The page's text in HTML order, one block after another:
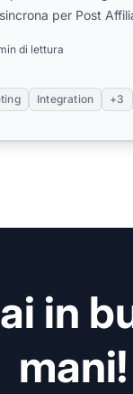
per Post
di lettura
Integration +3
in
mani!